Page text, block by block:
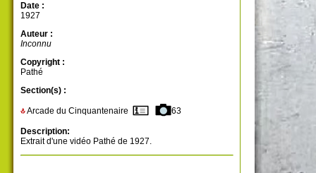
Date :
1927
Auteur :
Inconnu
Copyright :
Pathé
Section(s) :
Arcade du Cinquantenaire 63
Description:
Extrait d'une vidéo Pathé de 1927.